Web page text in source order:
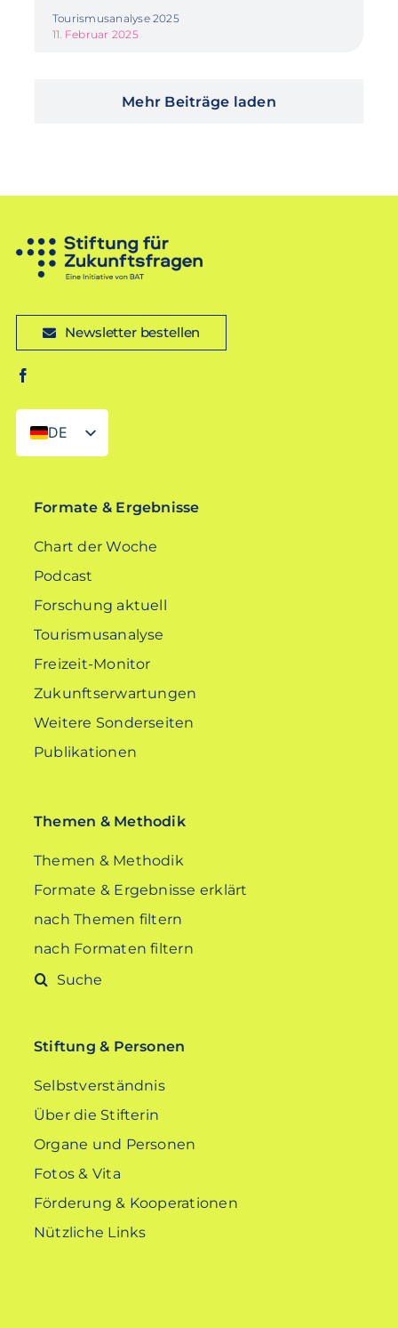
Tourismusanalyse 2025
11. Februar 2025
Mehr Beiträge laden
Newsletter bestellen
DE
EN
Formate & Ergebnisse
Chart der Woche
Podcast
Forschung aktuell
Tourismusanalyse
Freizeit-Monitor
Zukunftserwartungen
Weitere Sonderseiten
Publikationen
Themen & Methodik
Themen & Methodik
Formate & Ergebnisse erklärt
nach Themen filtern
nach Formaten filtern
Suche
Stiftung & Personen
Selbstverständnis
Über die Stifterin
Organe und Personen
Fotos & Vita
Förderung & Kooperationen
Nützliche Links